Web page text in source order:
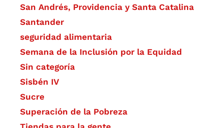
San Andrés, Providencia y Santa Catalina
Santander
seguridad alimentaria
Semana de la Inclusión por la Equidad
Sin categoría
Sisbén IV
Sucre
Superación de la Pobreza